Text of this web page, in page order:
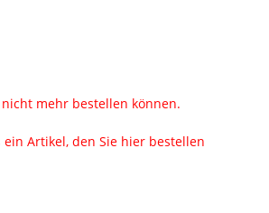
mehr bestellen können.
Artikel, den Sie hier bestellen